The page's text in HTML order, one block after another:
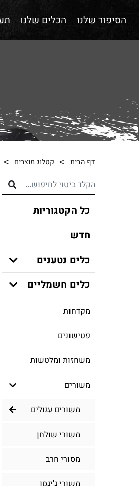
הסיפור שלנו הכלים שלנו
דף הבית קטלוג מוצרים
כל הקטגוריות
חדש
כלים נטענים
כלים חשמליים
מקדחות
פטישונים
משחזות ומלטשות
משורים
משורים עגולים
משורי שולחן
מסורי חרב